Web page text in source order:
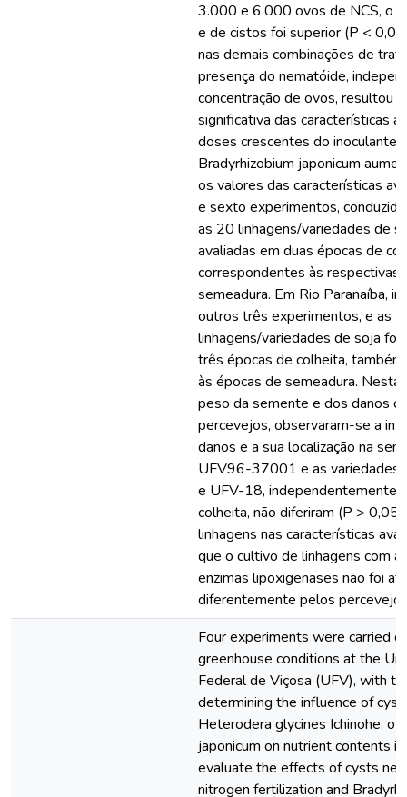
3.000 e 6.000 ovos de NCS, o
e de cistos foi superior (P <
nas demais combinações de
presença do nematóide,
concentração de ovos, resultou
significativa das características
doses crescentes do inoculante
Bradyrhizobium japonicum
os valores das características
e sexto experimentos,
as 20 linhagens/variedades de
avaliadas em duas épocas de
correspondentes às respectivas
semeadura. Em Rio Paranaíba,
outros três experimentos, e as
linhagens/variedades de soja
três épocas de colheita,
às épocas de semeadura.
peso da semente e dos danos
percevejos, observaram-se a
danos e a sua localização na
UFV96-37001 e as variedades
e UFV-18, independentemente
colheita, não diferiram (P >
linhagens nas características
que o cultivo de linhagens com
enzimas lipoxigenases não foi
diferentemente pelos
Four experiments were carried
greenhouse conditions at the
Federal de Viçosa (UFV), with
determining the influence of
Heterodera glycines Ichinohe, of
japonicum on nutrient contents
evaluate the effects of cysts
nitrogen fertilization and